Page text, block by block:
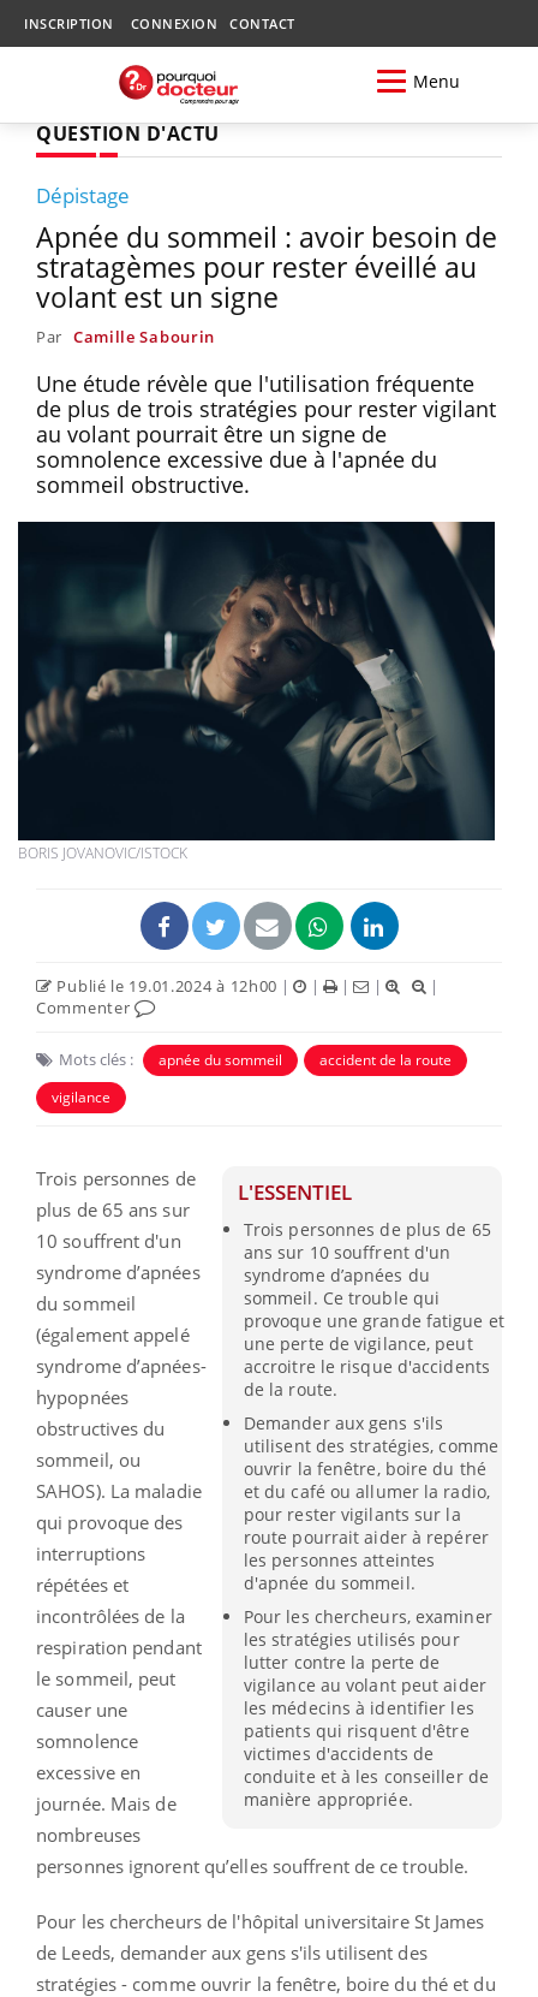
INSCRIPTION CONNEXION CONTACT
Menu
QUESTION D'ACTU
Dépistage
Apnée du sommeil : avoir besoin de
stratagèmes pour rester éveillé au
volant est un signe
Par Camille Sabourin
Une étude révèle que l'utilisation fréquente
de plus de trois stratégies pour rester vigilant
au volant pourrait être un signe de
somnolence excessive due à l'apnée du
sommeil obstructive.
BORIS JOVANOVIC/ISTOCK
Publié le 19.01.2024 à 12h00 | | | |
|
Commenter
Mots clés : apnée du sommeil
accident de la route
vigilance
L'ESSENTIEL
Trois personnes de plus de 65
ans sur 10 souffrent d'un
syndrome d’apnées du
sommeil. Ce trouble qui
provoque une grande fatigue et
une perte de vigilance, peut
accroitre le risque d'accidents
de la route.
Demander aux gens s'ils
utilisent des stratégies, comme
ouvrir la fenêtre, boire du thé
et du café ou allumer la radio,
pour rester vigilants sur la
route pourrait aider à repérer
les personnes atteintes
d'apnée du sommeil.
Pour les chercheurs, examiner
les stratégies utilisés pour
lutter contre la perte de
vigilance au volant peut aider
les médecins à identifier les
patients qui risquent d'être
victimes d'accidents de
conduite et à les conseiller de
manière appropriée.
Trois personnes de
plus de 65 ans sur
10 souffrent d'un
syndrome d’apnées
du sommeil
(également appelé
syndrome d’apnées-
hypopnées
obstructives du
sommeil, ou
SAHOS). La maladie
qui provoque des
interruptions
répétées et
incontrôlées de la
respiration pendant
le sommeil, peut
causer une
somnolence
excessive en
journée. Mais de
nombreuses
personnes ignorent qu’elles souffrent de ce trouble.
Pour les chercheurs de l'hôpital universitaire St James
de Leeds, demander aux gens s'ils utilisent des
stratégies - comme ouvrir la fenêtre, boire du thé et du